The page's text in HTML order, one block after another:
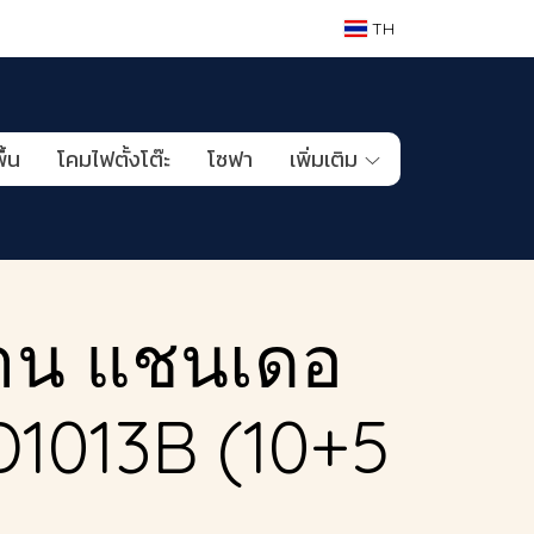
TH
น โคมไฟตั้งโต๊ะ โซฟา เพิ่มเติม
แชนเดอ
(10+5